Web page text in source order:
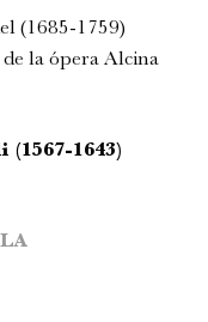
(1685-1759)
la ópera Alcina
1643)